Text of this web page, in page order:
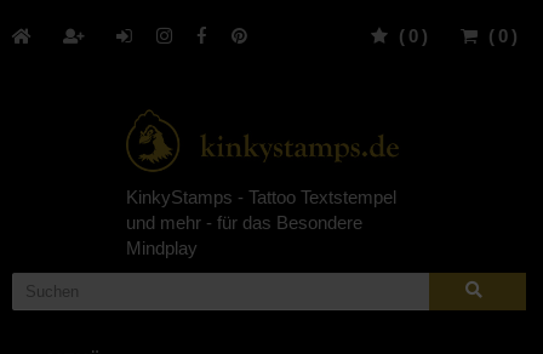
( 0 )
( 0 )
KinkyStamps - Tattoo Textstempel
und mehr - für das Besondere
Mindplay